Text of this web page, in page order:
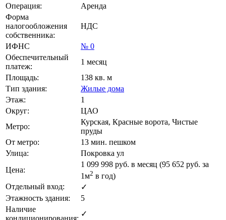
Операция:
Аренда
Форма
налогообложения
собственника:
НДС
ИФНС
№ 0
Обеспечительный
платеж:
1 месяц
Площадь:
138 кв. м
Тип здания:
Жилые дома
Этаж:
1
Округ:
ЦАО
Метро:
Курская, Красные ворота, Чистые
пруды
От метро:
13 мин. пешком
Улица:
Покровка ул
Цена:
1 099 998 руб. в месяц (95 652 руб. за
1м2 в год)
Отдельный вход:
✓
Этажность здания:
5
Наличие
✓